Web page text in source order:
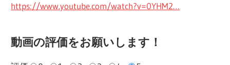
https://www.youtube.com/watch?v=0YHM2…
動画の評価をお願いします！